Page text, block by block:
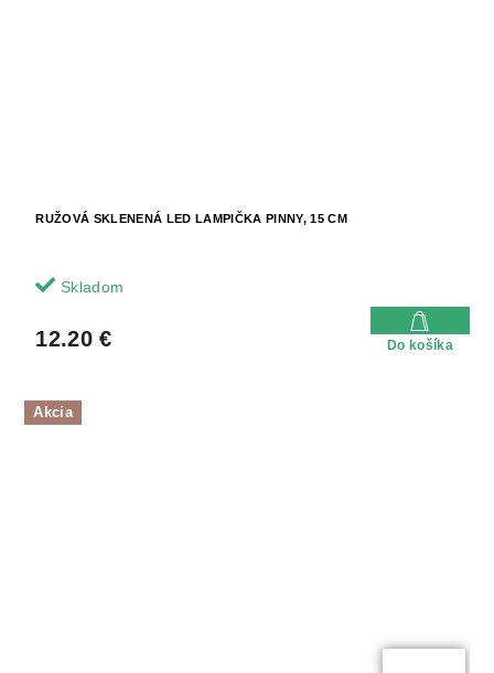
RUŽOVÁ SKLENENÁ LED LAMPIČKA PINNY, 15 CM
Skladom
12.20 € Do košíka
Akcia